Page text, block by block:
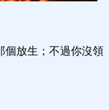
個放生；不過你沒領